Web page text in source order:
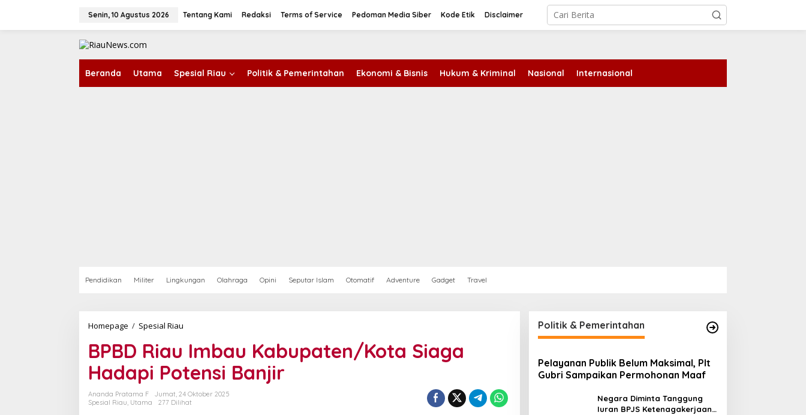
Senin, 10 Agustus 2026 Tentang Kami Redaksi Terms of Service Pedoman Media Siber Kode Etik Disclaimer
Beranda Utama Spesial Riau Politik & Pemerintahan Ekonomi & Bisnis Hukum & Kriminal Nasional Internasional
Pendidikan Militer Lingkungan Olahraga Opini Seputar Islam Otomatif Adventure Gadget Travel
Homepage / Spesial Riau
R
i
a
u
BPBD Riau Imbau Kabupaten/Kota Siaga
Hadapi Potensi Banjir
Ananda Pratama F
Jumat, 24 Oktober 2025
Spesial Riau, Utama 277 Dilihat
Politik & Pemerintahan
Pelayanan Publik Belum Maksimal, Plt
Gubri Sampaikan Permohonan Maaf
Negara Diminta Tanggung
Iuran BPJS Ketenagakerjaan